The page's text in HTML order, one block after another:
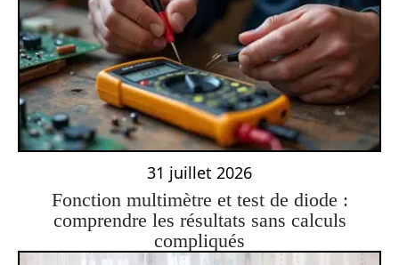
31 juillet 2026
Fonction multimètre et test de diode :
comprendre les résultats sans calculs
compliqués